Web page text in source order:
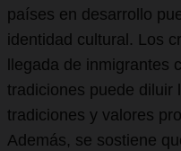
países en desarrollo
identidad cultural. Los
llegada de inmigrantes
tradiciones puede diluir
tradiciones y valores
Además, se sostiene